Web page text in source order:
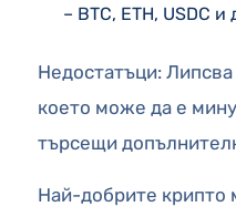
– BTC, ETH, USDC и
Недостатъци:
което може да е
търсещи
Най-добрите крипто